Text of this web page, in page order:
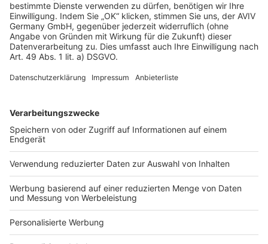
Datenschutz
Impressum
Fotonachweis
Bauprojekt-Quiz
Häuser-Suche
Hausanbieter-Suche
Bauprojekt-Profil
Für Unternehmen
Ihre Baufirma auf bauen.de